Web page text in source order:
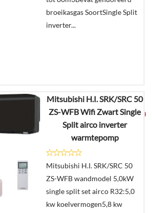
broeikasgas SoortSingle Split
inverter...
€2.229,60
€1.179,00
Details
Offerte
aanvragen?
In
winkelmand
Mitsubishi H.I. SRK/SRC 50
ZS-WFB Wifi Zwart Single
Split airco inverter
warmtepomp
Mitsubishi H.I. SRK/SRC 50
ZS-WFB wandmodel 5,0kW
single split set airco R32:5,0
kw koelvermogen5,8 kw